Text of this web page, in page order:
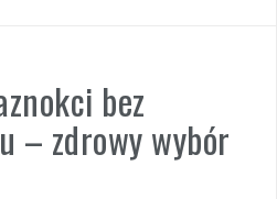
bez
– zdrowy wybór